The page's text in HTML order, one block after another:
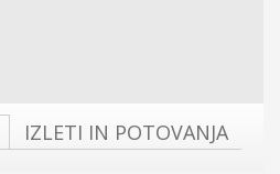
IZLETI IN POTOVANJA